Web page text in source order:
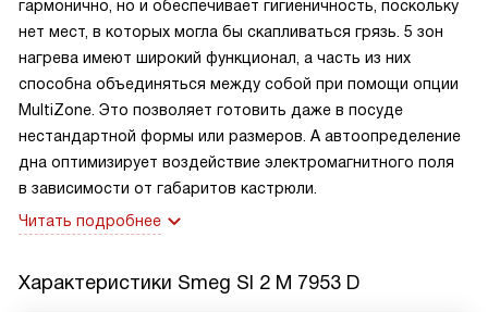
гармонично, но и обеспечивает гигиеничность, поскольку
нет мест, в которых могла бы скапливаться грязь. 5 зон
нагрева имеют широкий функционал, а часть из них
способна объединяться между собой при помощи опции
MultiZone. Это позволяет готовить даже в посуде
нестандартной формы или размеров. А автоопределение
дна оптимизирует воздействие электромагнитного поля
в зависимости от габаритов кастрюли.
Читать подробнее
Характеристики Smeg SI 2 M 7953 D